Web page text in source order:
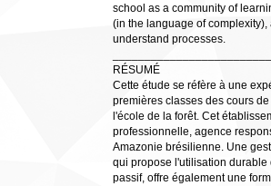
school as a community of
(in the language of
understand processes.
RÉSUMÉ
Cette étude se réfère à une
premières classes des cours
l'école de la forêt. Cet
professionnelle, agence
Amazonie brésilienne. Une
qui propose l'utilisation
passif, offre également une